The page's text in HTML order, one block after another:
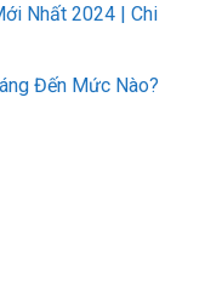
Nhất 2024 | Chi
Đến Mức Nào?